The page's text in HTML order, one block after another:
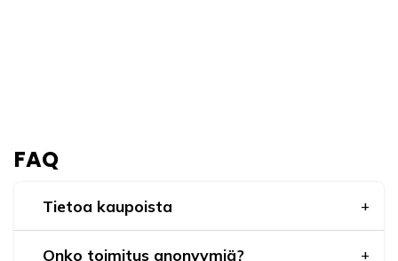
FAQ
Tietoa kaupoista
Onko toimitus anonyymiä?